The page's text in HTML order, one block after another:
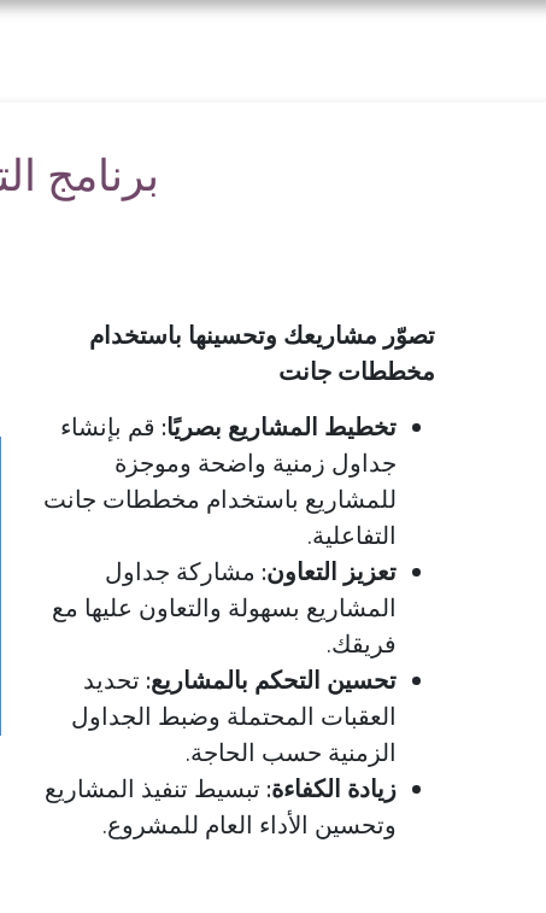
برنامج
تصوّر مشاريعك وتحسينها باستخدام
مخططات جانت
تخطيط المشاريع بصريًا: قم بإنشاء
جداول زمنية واضحة وموجزة
للمشاريع باستخدام مخططات جانت
التفاعلية.
تعزيز التعاون: مشاركة جداول
المشاريع بسهولة والتعاون عليها مع
فريقك.
تحسين التحكم بالمشاريع: تحديد
العقبات المحتملة وضبط الجداول
الزمنية حسب الحاجة.
زيادة الكفاءة: تبسيط تنفيذ المشاريع
وتحسين الأداء العام للمشروع.